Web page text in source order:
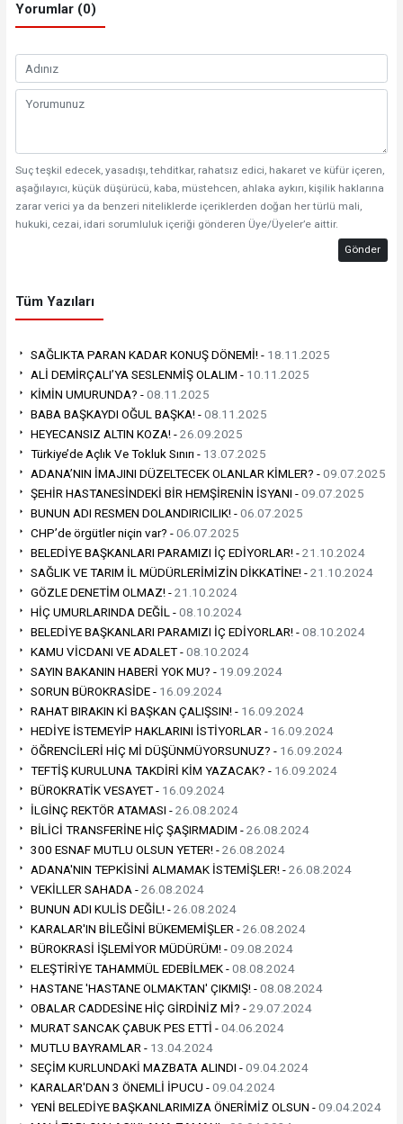
Yorumlar (0)
Suç teşkil edecek, yasadışı, tehditkar, rahatsız edici, hakaret ve küfür içeren,
aşağılayıcı, küçük düşürücü, kaba, müstehcen, ahlaka aykırı, kişilik haklarına
zarar verici ya da benzeri niteliklerde içeriklerden doğan her türlü mali,
hukuki, cezai, idari sorumluluk içeriği gönderen Üye/Üyeler’e aittir.
Gönder
Tüm Yazıları
SAĞLIKTA PARAN KADAR KONUŞ DÖNEMİ! - 18.11.2025
ALİ DEMİRÇALI’YA SESLENMİŞ OLALIM - 10.11.2025
KİMİN UMURUNDA? -08.11.2025
BABA BAŞKAYDI OĞUL BAŞKA! -08.11.2025
HEYECANSIZ ALTIN KOZA! -26.09.2025
Türkiye’de Açlık Ve Tokluk Sınırı - 13.07.2025
ADANA’NIN İMAJINI DÜZELTECEK OLANLAR KİMLER? -09.07.2025
ŞEHİR HASTANESİNDEKİ BİR HEMŞİRENİN İSYANI -09.07.2025
BUNUN ADI RESMEN DOLANDIRICILIK! -06.07.2025
CHP’de örgütler niçin var? -06.07.2025
BELEDİYE BAŞKANLARI PARAMIZI İÇ EDİYORLAR! -21.10.2024
SAĞLIK VE TARIM İL MÜDÜRLERİMİZİN DİKKATİNE! -21.10.2024
GÖZLE DENETİM OLMAZ! -21.10.2024
HİÇ UMURLARINDA DEĞİL -08.10.2024
BELEDİYE BAŞKANLARI PARAMIZI İÇ EDİYORLAR! -08.10.2024
KAMU VİCDANI VE ADALET -08.10.2024
SAYIN BAKANIN HABERİ YOK MU? - 19.09.2024
SORUN BÜROKRASİDE - 16.09.2024
RAHAT BIRAKIN Kİ BAŞKAN ÇALIŞSIN! - 16.09.2024
HEDİYE İSTEMEYİP HAKLARINI İSTİYORLAR - 16.09.2024
ÖĞRENCİLERİ HİÇ Mİ DÜŞÜNMÜYORSUNUZ? - 16.09.2024
TEFTİŞ KURULUNA TAKDİRİ KİM YAZACAK? - 16.09.2024
BÜROKRATİK VESAYET - 16.09.2024
İLGİNÇ REKTÖR ATAMASI -26.08.2024
BİLİCİ TRANSFERİNE HİÇ ŞAŞIRMADIM -26.08.2024
300 ESNAF MUTLU OLSUN YETER! -26.08.2024
ADANA'NIN TEPKİSİNİ ALMAMAK İSTEMİŞLER! -26.08.2024
VEKİLLER SAHADA -26.08.2024
BUNUN ADI KULİS DEĞİL! -26.08.2024
KARALAR'IN BİLEĞİNİ BÜKEMEMİŞLER -26.08.2024
BÜROKRASİ İŞLEMİYOR MÜDÜRÜM! -09.08.2024
ELEŞTİRİYE TAHAMMÜL EDEBİLMEK -08.08.2024
HASTANE 'HASTANE OLMAKTAN' ÇIKMIŞ! -08.08.2024
OBALAR CADDESİNE HİÇ GİRDİNİZ Mİ? -29.07.2024
MURAT SANCAK ÇABUK PES ETTİ -04.06.2024
MUTLU BAYRAMLAR - 13.04.2024
SEÇİM KURLUNDAKİ MAZBATA ALINDI -09.04.2024
KARALAR'DAN 3 ÖNEMLİ İPUCU -09.04.2024
YENİ BELEDİYE BAŞKANLARIMIZA ÖNERİMİZ OLSUN -09.04.2024